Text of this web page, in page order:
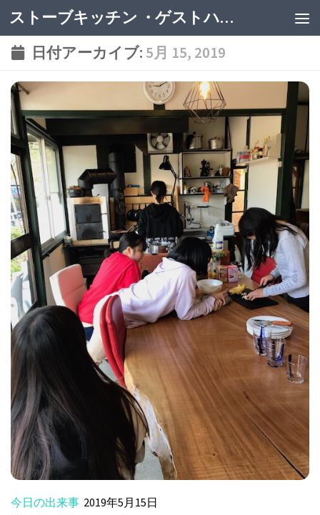
ストーブキッチン ・ゲストハウス
日付アーカイブ: 5月 15, 2019
今日の出来事 2019年5月15日